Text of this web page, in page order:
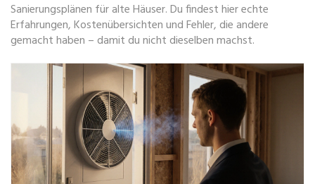
Sanierungsplänen für alte Häuser. Du findest hier echte
Erfahrungen, Kostenübersichten und Fehler, die andere
gemacht haben – damit du nicht dieselben machst.